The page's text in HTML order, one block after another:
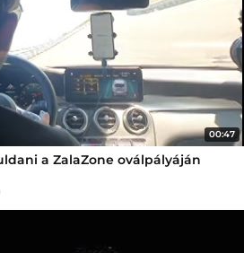
00:47
a ZalaZone oválpályáján